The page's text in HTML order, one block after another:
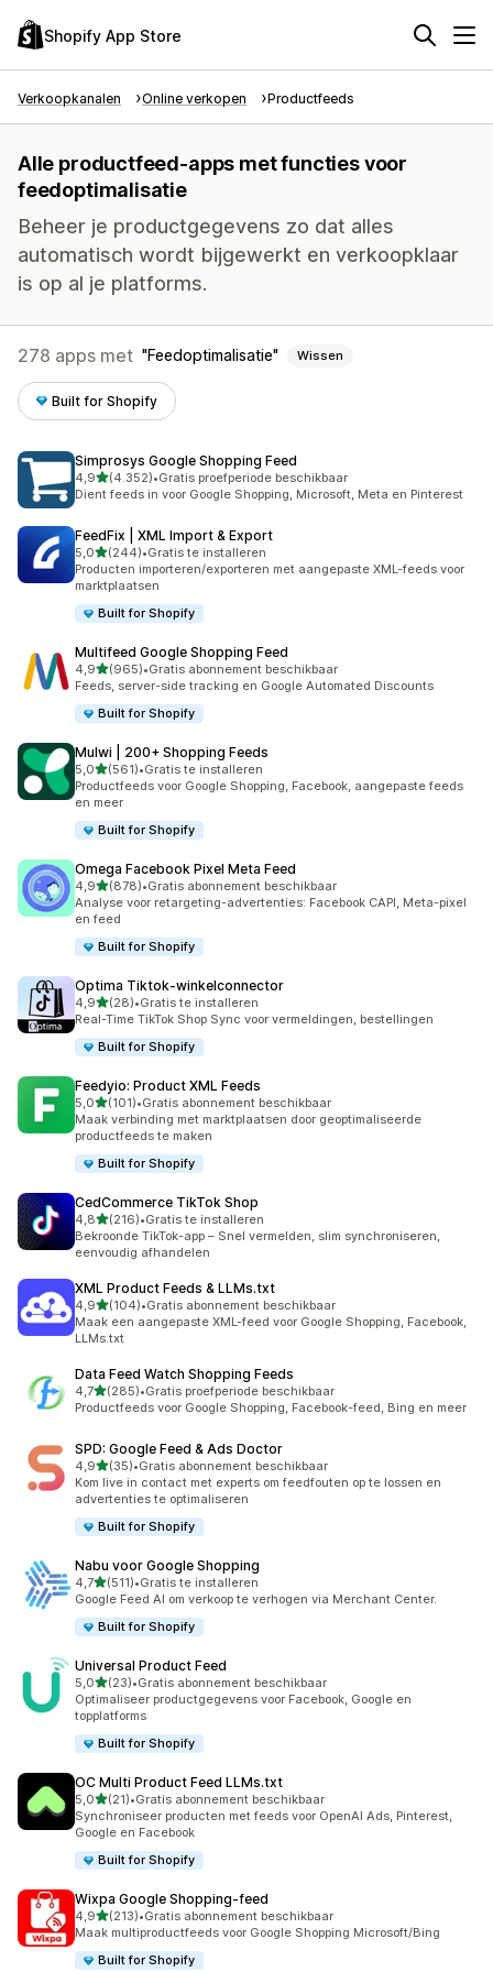
Shopify App Store
Verkoopkanalen Online verkopen Productfeeds
Alle productfeed-apps met functies voor
feedoptimalisatie
Beheer je productgegevens zo dat alles
automatisch wordt bijgewerkt en verkoopklaar
is op al je platforms.
278 apps met Feedoptimalisatie Wissen
Built for Shopify
Simprosys Google Shopping Feed
4,9van 5 sterren
(4.352)
4352 recensies in totaal
•Gratis proefperiode beschikbaar
Dient feeds in voor Google Shopping, Microsoft, Meta en Pinterest
FeedFix | XML Import & Export
5,0van 5 sterren
(244)
244 recensies in totaal
•Gratis te installeren
Producten importeren/exporteren met aangepaste XML-feeds voor
marktplaatsen
Built for Shopify
Multifeed Google Shopping Feed
4,9van 5 sterren
(965)
965 recensies in totaal
•Gratis abonnement beschikbaar
Feeds, server-side tracking en Google Automated Discounts
Built for Shopify
Mulwi | 200+ Shopping Feeds
5,0van 5 sterren
(561)
561 recensies in totaal
•Gratis te installeren
Productfeeds voor Google Shopping, Facebook, aangepaste feeds
en meer
Built for Shopify
Omega Facebook Pixel Meta Feed
4,9van 5 sterren
(878)
878 recensies in totaal
•Gratis abonnement beschikbaar
Analyse voor retargeting-advertenties: Facebook CAPI, Meta-pixel
en feed
Built for Shopify
Optima Tiktok‑winkelconnector
4,9van 5 sterren
(28)
28 recensies in totaal
•Gratis te installeren
Real-Time TikTok Shop Sync voor vermeldingen, bestellingen
Built for Shopify
Feedyio: Product XML Feeds
5,0van 5 sterren
(101)
101 recensies in totaal
•Gratis abonnement beschikbaar
Maak verbinding met marktplaatsen door geoptimaliseerde
productfeeds te maken
Built for Shopify
CedCommerce TikTok Shop
4,8van 5 sterren
(216)
216 recensies in totaal
•Gratis te installeren
Bekroonde TikTok-app – Snel vermelden, slim synchroniseren,
eenvoudig afhandelen
XML Product Feeds & LLMs.txt
4,9van 5 sterren
(104)
104 recensies in totaal
•Gratis abonnement beschikbaar
Maak een aangepaste XML-feed voor Google Shopping, Facebook,
LLMs.txt
Data Feed Watch Shopping Feeds
4,7van 5 sterren
(285)
285 recensies in totaal
•Gratis proefperiode beschikbaar
Productfeeds voor Google Shopping, Facebook-feed, Bing en meer
SPD: Google Feed & Ads Doctor
4,9van 5 sterren
(35)
35 recensies in totaal
•Gratis abonnement beschikbaar
Kom live in contact met experts om feedfouten op te lossen en
advertenties te optimaliseren
Built for Shopify
Nabu voor Google Shopping
4,7van 5 sterren
(511)
511 recensies in totaal
•Gratis te installeren
Google Feed AI om verkoop te verhogen via Merchant Center.
Built for Shopify
Universal Product Feed
5,0van 5 sterren
(23)
23 recensies in totaal
•Gratis abonnement beschikbaar
Optimaliseer productgegevens voor Facebook, Google en
topplatforms
Built for Shopify
OC Multi Product Feed LLMs.txt
5,0van 5 sterren
(21)
21 recensies in totaal
•Gratis abonnement beschikbaar
Synchroniseer producten met feeds voor OpenAI Ads, Pinterest,
Google en Facebook
Built for Shopify
Wixpa Google Shopping‑feed
4,9van 5 sterren
(213)
213 recensies in totaal
•Gratis abonnement beschikbaar
Maak multiproductfeeds voor Google Shopping Microsoft/Bing
Built for Shopify